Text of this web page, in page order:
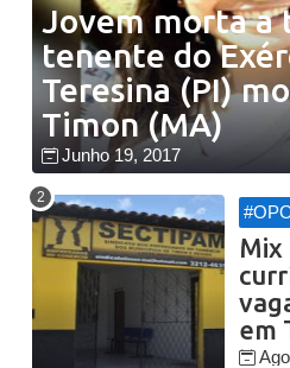
Jovem morta a
tenente do
Teresina (PI)
Timon (MA)
Junho 19, 2017
Mix
em